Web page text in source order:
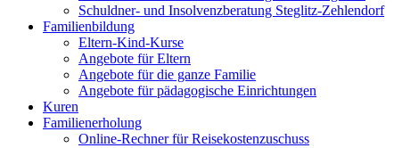
Schuldner- und Insolvenzberatung Steglitz-Zehlendorf
Familienbildung
Eltern-Kind-Kurse
Angebote für Eltern
Angebote für die ganze Familie
Angebote für pädagogische Einrichtungen
Kuren
Familienerholung
Online-Rechner für Reisekostenzuschuss